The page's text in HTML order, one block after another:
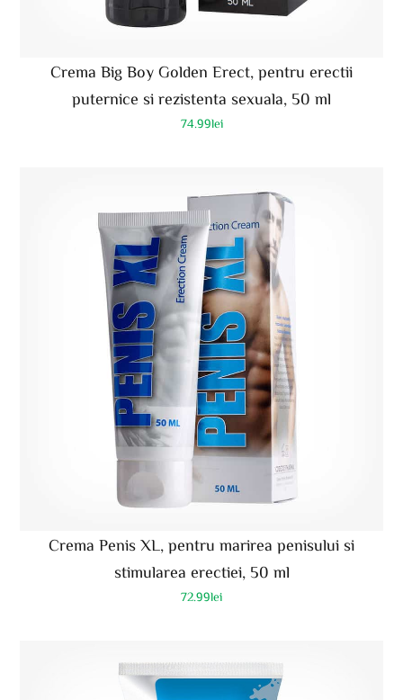
Crema Big Boy Golden Erect, pentru erectii
puternice si rezistenta sexuala, 50 ml
74.99lei
Crema Penis XL, pentru marirea penisului si
stimularea erectiei, 50 ml
72.99lei